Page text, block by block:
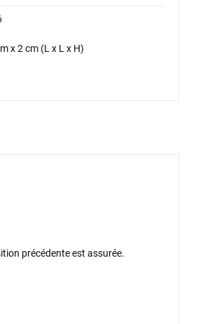
x2 cm (L x L x H)
précédente est assurée.